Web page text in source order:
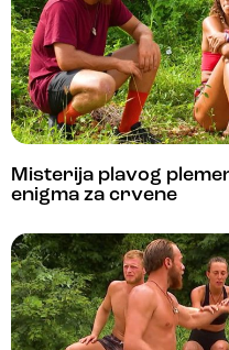
Misterija plavog
enigma za crvene